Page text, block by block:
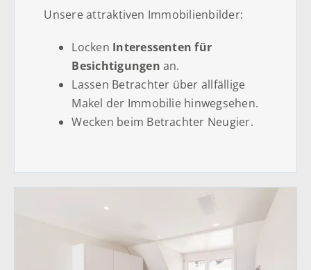
Unsere attraktiven Immobilienbilder:
Locken Interessenten für
Besichtigungen an.
Lassen Betrachter über allfällige
Makel der Immobilie hinwegsehen.
Wecken beim Betrachter Neugier.